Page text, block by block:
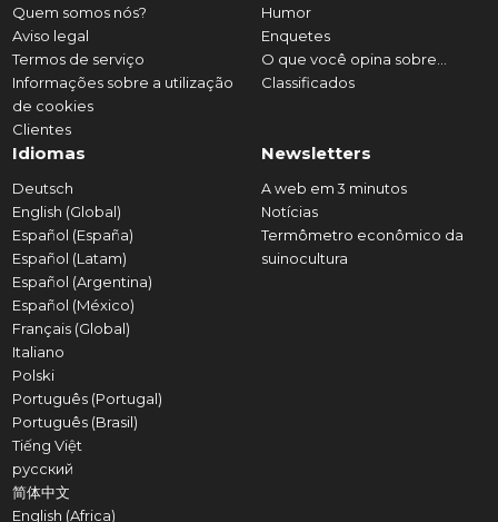
Quem somos nós?
Aviso legal
Termos de serviço
Informações sobre a utilização
de cookies
Clientes
Humor
Enquetes
O que você opina sobre...
Classificados
Idiomas
Deutsch
English (Global)
Español (España)
Español (Latam)
Español (Argentina)
Español (México)
Français (Global)
Italiano
Polski
Português (Portugal)
Português (Brasil)
Tiếng Việt
русский
简体中文
English (Africa)
Newsletters
A web em 3 minutos
Notícias
Termômetro econômico da
suinocultura